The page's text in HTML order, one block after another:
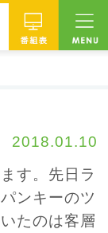
facebook
2018.01.10
す。先日ラ
ンキーのツ
たのは客層